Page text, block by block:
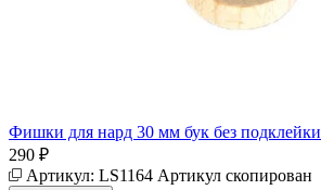
Фишки для нард 30 мм бук без подклейки
290 ₽
Артикул: LS1164 Артикул скопирован